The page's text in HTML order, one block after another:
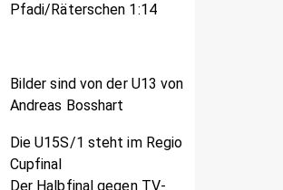
Pfadi/Räterschen 1:14
Bilder sind von der U13 von
Andreas Bosshart
Die U15S/1 steht im Regio
Cupfinal
Der Halbfinal gegen TV-